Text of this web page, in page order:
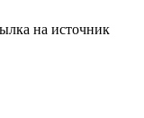
на источник